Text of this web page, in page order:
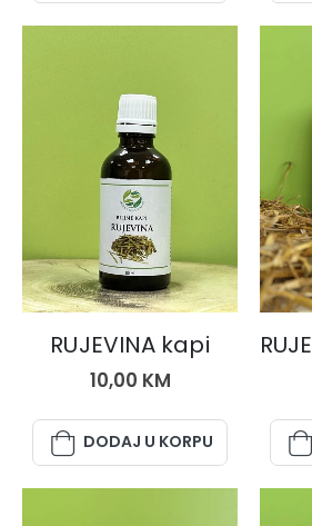
BILJNE KAPI
RUJEVINA kapi
10,00 KM
DODAJ U KORPU